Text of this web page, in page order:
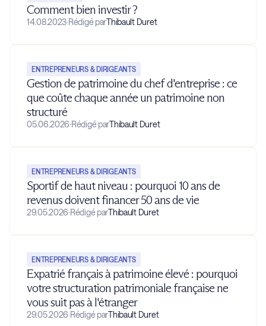
Comment bien investir ?
14.08.2023·Rédigé parThibault Duret
ENTREPRENEURS & DIRIGEANTS
Gestion de patrimoine du chef d'entreprise : ce
que coûte chaque année un patrimoine non
structuré
05.06.2026·Rédigé parThibault Duret
ENTREPRENEURS & DIRIGEANTS
Sportif de haut niveau : pourquoi 10 ans de
revenus doivent financer 50 ans de vie
29.05.2026·Rédigé parThibault Duret
ENTREPRENEURS & DIRIGEANTS
Expatrié français à patrimoine élevé : pourquoi
votre structuration patrimoniale française ne
vous suit pas à l'étranger
29.05.2026·Rédigé parThibault Duret